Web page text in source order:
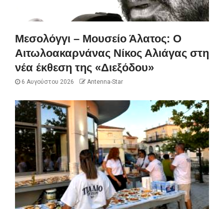
Μεσολόγγι – Μουσείο Άλατος: Ο
Αιτωλοακαρνάνας Νίκος Αλιάγας στη
νέα έκθεση της «Διεξόδου»
6 Αυγούστου 2026 Antenna-Star